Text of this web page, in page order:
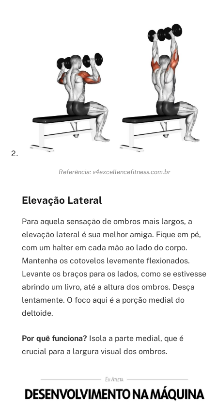
Referência: v4excellencefitness.com.br
Elevação Lateral
Para aquela sensação de ombros mais largos, a
elevação lateral é sua melhor amiga. Fique em pé,
com um halter em cada mão ao lado do corpo.
Mantenha os cotovelos levemente flexionados.
Levante os braços para os lados, como se estivesse
abrindo um livro, até a altura dos ombros. Desça
lentamente. O foco aqui é a porção medial do
deltoide.
Por quê funciona? Isola a parte medial, que é
crucial para a largura visual dos ombros.